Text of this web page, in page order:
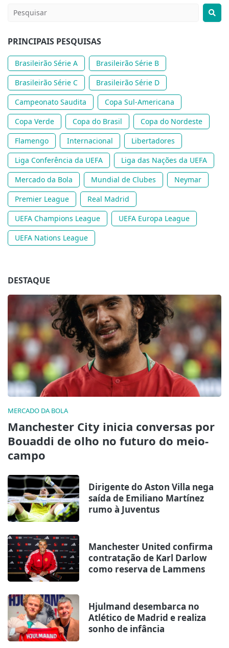
PRINCIPAIS PESQUISAS
Brasileirão Série A
Brasileirão Série B
Brasileirão Série C
Brasileirão Série D
Campeonato Saudita
Copa Sul-Americana
Copa Verde
Copa do Brasil
Copa do Nordeste
Flamengo
Internacional
Libertadores
Liga Conferência da UEFA
Liga das Nações da UEFA
Mercado da Bola
Mundial de Clubes
Neymar
Premier League
Real Madrid
UEFA Champions League
UEFA Europa League
UEFA Nations League
DESTAQUE
MERCADO DA BOLA
Manchester City inicia conversas por
Bouaddi de olho no futuro do meio-
campo
Dirigente do Aston Villa nega
saída de Emiliano Martínez
rumo à Juventus
Manchester United confirma
contratação de Karl Darlow
como reserva de Lammens
Hjulmand desembarca no
Atlético de Madrid e realiza
sonho de infância